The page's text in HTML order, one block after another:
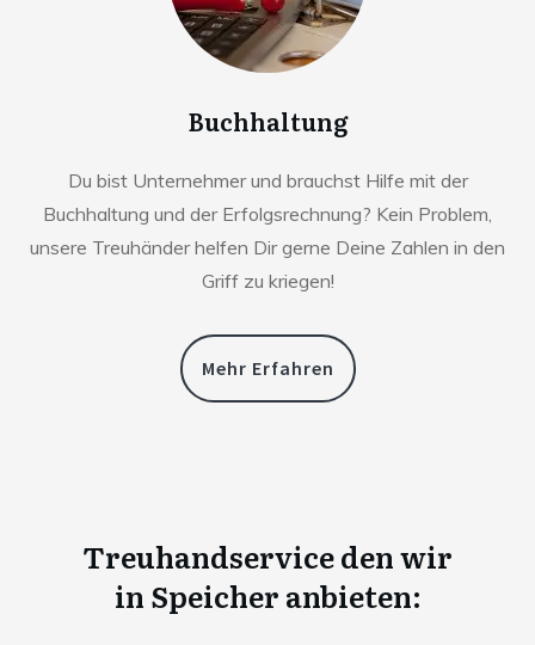
Buchhaltung
Du bist Unternehmer und brauchst Hilfe mit der
Buchhaltung und der Erfolgsrechnung? Kein Problem,
unsere Treuhänder helfen Dir gerne Deine Zahlen in den
Griff zu kriegen!
Mehr Erfahren
Treuhandservice den wir
in Speicher anbieten: